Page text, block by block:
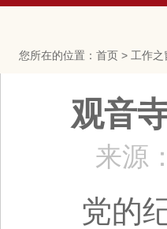
您所在的位置： 首页 > 工作之
观音
来源
党的纪